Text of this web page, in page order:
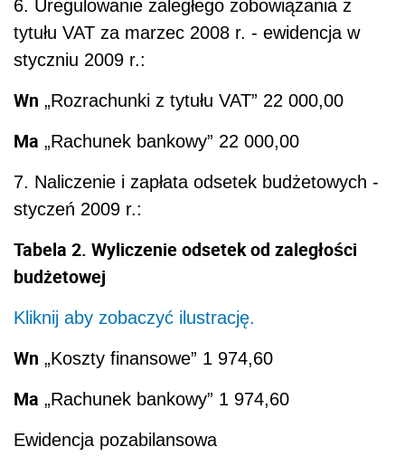
6. Uregulowanie zaległego zobowiązania z
tytułu VAT za marzec 2008 r. - ewidencja w
styczniu 2009 r.:
Wn „Rozrachunki z tytułu VAT” 22 000,00
Ma „Rachunek bankowy” 22 000,00
7. Naliczenie i zapłata odsetek budżetowych -
styczeń 2009 r.:
Tabela 2. Wyliczenie odsetek od zaległości
budżetowej
Kliknij aby zobaczyć ilustrację.
Wn „Koszty finansowe” 1 974,60
Ma „Rachunek bankowy” 1 974,60
Ewidencja pozabilansowa